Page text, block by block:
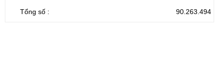
Tổng số :
90.263.494